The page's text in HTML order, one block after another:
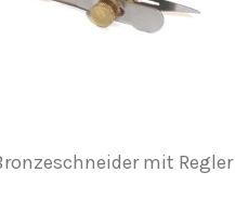
mit Regler